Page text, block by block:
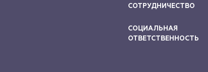
СОТРУДНИЧЕСТВО
СОЦИАЛЬНАЯ
ОТВЕТСТВЕННОСТЬ